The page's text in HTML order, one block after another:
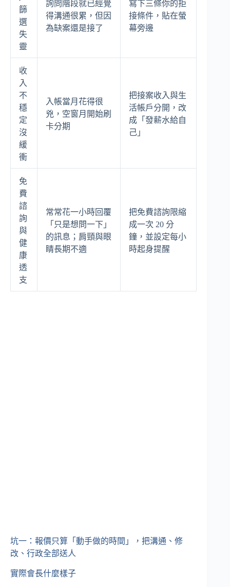
篩
選
失
靈
詢問階段就已經覺
得溝通很累，但因
為缺案還是接了
寫下三條你的拒
接條件，貼在螢
幕旁邊
收
入
不
穩
定
沒
緩
衝
入帳當月花得很
兇，空窗月開始刷
卡分期
把接案收入與生
活帳戶分開，改
成「發薪水給自
己」
免
費
諮
詢
與
健
康
透
支
常常花一小時回覆
「只是想問一下」
的訊息；肩頸與眼
睛長期不適
把免費諮詢限縮
成一次 20 分
鐘，並設定每小
時起身提醒
坑一：報價只算「動手做的時間」，把溝通、修
改、行政全部送人
實際會長什麼樣子